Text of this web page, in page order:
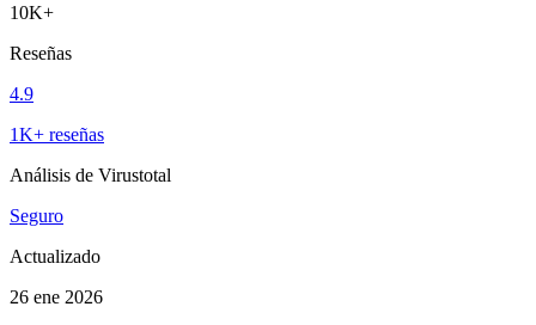
10K+
Reseñas
4.9
1K+ reseñas
Análisis de Virustotal
Seguro
Actualizado
26 ene 2026